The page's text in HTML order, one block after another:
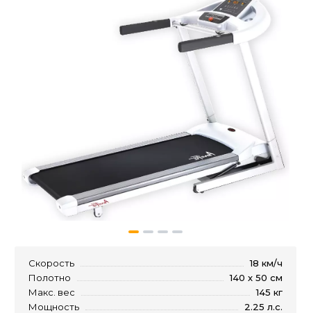
Скорость
18 км/ч
Полотно
140 х 50 см
Макс. вес
145 кг
Мощность
2.25 л.с.